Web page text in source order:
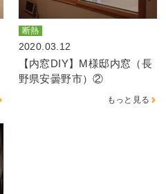
断熱
2020.03.12
【内窓DIY】M様邸内窓（長
野県安曇野市）②
もっと見る